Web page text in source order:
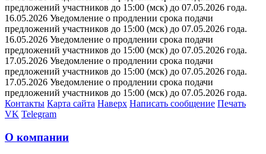
предложений участников до 15:00 (мск) до 07.05.2026 года.
16.05.2026 Уведомление о продлении срока подачи
предложений участников до 15:00 (мск) до 07.05.2026 года.
16.05.2026 Уведомление о продлении срока подачи
предложений участников до 15:00 (мск) до 07.05.2026 года.
17.05.2026 Уведомление о продлении срока подачи
предложений участников до 15:00 (мск) до 07.05.2026 года.
17.05.2026 Уведомление о продлении срока подачи
предложений участников до 15:00 (мск) до 07.05.2026 года.
Контакты Карта сайта Наверх Написать сообщение Печать
VK Telegram
О компании